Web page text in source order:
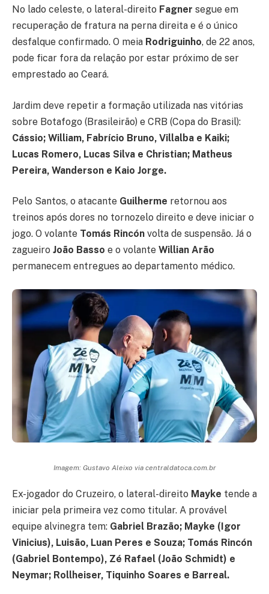
No lado celeste, o lateral-direito Fagner segue em
recuperação de fratura na perna direita e é o único
desfalque confirmado. O meia Rodriguinho, de 22 anos,
pode ficar fora da relação por estar próximo de ser
emprestado ao Ceará.
Jardim deve repetir a formação utilizada nas vitórias
sobre Botafogo (Brasileirão) e CRB (Copa do Brasil):
Cássio; William, Fabrício Bruno, Villalba e Kaiki;
Lucas Romero, Lucas Silva e Christian; Matheus
Pereira, Wanderson e Kaio Jorge.
Pelo Santos, o atacante Guilherme retornou aos
treinos após dores no tornozelo direito e deve iniciar o
jogo. O volante Tomás Rincón volta de suspensão. Já o
zagueiro João Basso e o volante Willian Arão
permanecem entregues ao departamento médico.
Imagem: Gustavo Aleixo via centraldatoca.com.br
Ex-jogador do Cruzeiro, o lateral-direito Mayke tende a
iniciar pela primeira vez como titular. A provável
equipe alvinegra tem: Gabriel Brazão; Mayke (Igor
Vinicius), Luisão, Luan Peres e Souza; Tomás Rincón
(Gabriel Bontempo), Zé Rafael (João Schmidt) e
Neymar; Rollheiser, Tiquinho Soares e Barreal.